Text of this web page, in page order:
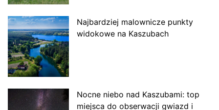
Najbardziej malownicze punkty
widokowe na Kaszubach
Nocne niebo nad Kaszubami: top
miejsca do obserwacji gwiazd i